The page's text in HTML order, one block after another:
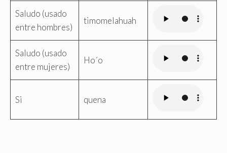
Saludo (usado
entre hombres)
timomelahuah
Saludo (usado
entre mujeres)
Ho´o
Si quena